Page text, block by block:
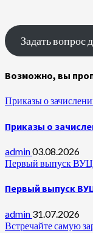
Задать вопрос
Возможно, вы
Приказы о
Приказы о
admin03.08.2026
Первый выпуск
Первый выпуск
admin 31.07.2026
Встречайте самую